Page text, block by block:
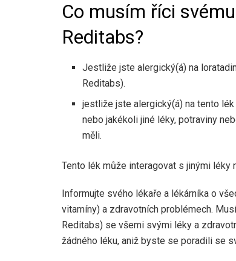
Co musím říci
Reditabs?
Jestliže jste alergický(á) na
Reditabs).
jestliže jste alergický(á) na tento
nebo jakékoli jiné léky, potraviny
měli.
Tento lék může interagovat s jinými léky
Informujte svého lékaře a lékárníka o
vitamíny) a zdravotních problémech.
Reditabs) se všemi svými léky a
žádného léku, aniž byste se poradili se